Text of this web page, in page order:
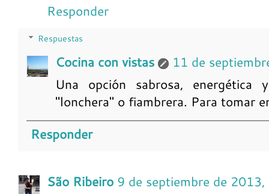
Responder
Respuestas
Cocina con vistas
11 de
Una opción sabrosa,
"lonchera" o fiambrera. Para tomar
Responder
São Ribeiro 9 de septiembre de